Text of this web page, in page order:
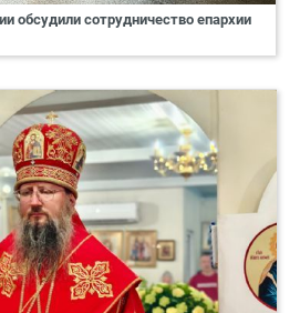
обсудили сотрудничество епархии